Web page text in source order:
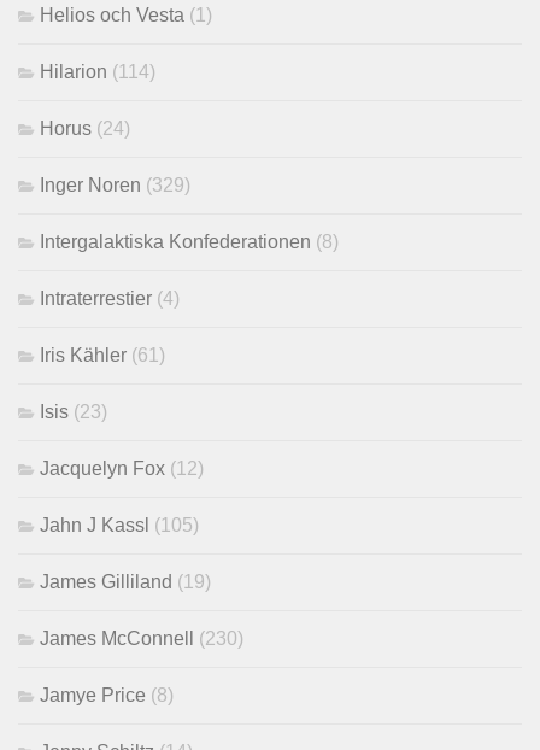
Helios och Vesta (1)
Hilarion (114)
Horus (24)
Inger Noren (329)
Intergalaktiska Konfederationen (8)
Intraterrestier (4)
Iris Kähler (61)
Isis (23)
Jacquelyn Fox (12)
Jahn J Kassl (105)
James Gilliland (19)
James McConnell (230)
Jamye Price (8)